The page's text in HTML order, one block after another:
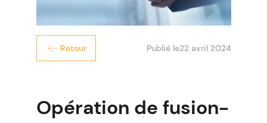
Retour Publié le22 avril 2024
Opération de fusion-